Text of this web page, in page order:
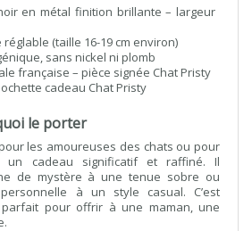
en métal finition brillante – largeur
(taille 16-19 cm environ)
sans nickel ni plomb
française – pièce signée Chat Pristy
cadeau Chat Pristy
le porter
les amoureuses des chats ou pour
un cadeau significatif et raffiné. Il
de mystère à une tenue sobre ou
à un style casual. C’est
pour offrir à une maman, une